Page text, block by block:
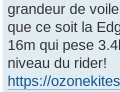
grandeur de
que ce soit la
16m qui pese
niveau du rider!
https://